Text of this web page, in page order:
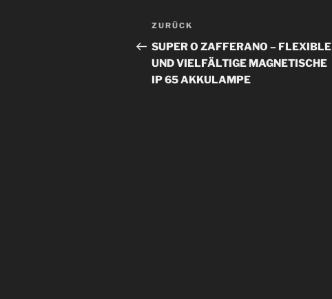
Beitragsnavigation
Vorheriger
Beitrag
ZURÜCK
SUPER O ZAFFERANO – FLEXIBLE
UND VIELFÄLTIGE MAGNETISCHE
IP 65 AKKULAMPE